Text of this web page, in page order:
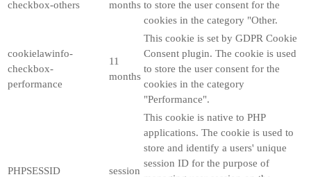
checkbox-others
months to store the user consent for the
cookies in the category "Other.
cookielawinfo-
checkbox-
performance
11
months
This cookie is set by GDPR Cookie
Consent plugin. The cookie is used
to store the user consent for the
cookies in the category
"Performance".
PHPSESSID session
This cookie is native to PHP
applications. The cookie is used to
store and identify a users' unique
session ID for the purpose of